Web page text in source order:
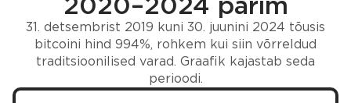
31. detsembrist 2019 kuni 30. juunini 2024 tõusis
bitcoini hind 994%, rohkem kui siin võrreldud
traditsioonilised varad. Graafik kajastab seda
perioodi.